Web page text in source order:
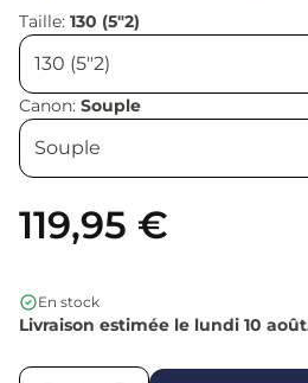
Taille: 130 (5"2)
Canon: Souple
119,95 €
En stock
Livraison estimée le lundi 10